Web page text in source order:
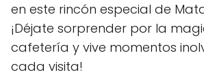
en este rincón especial de
¡Déjate sorprender por la
cafetería y vive momentos
cada visita!